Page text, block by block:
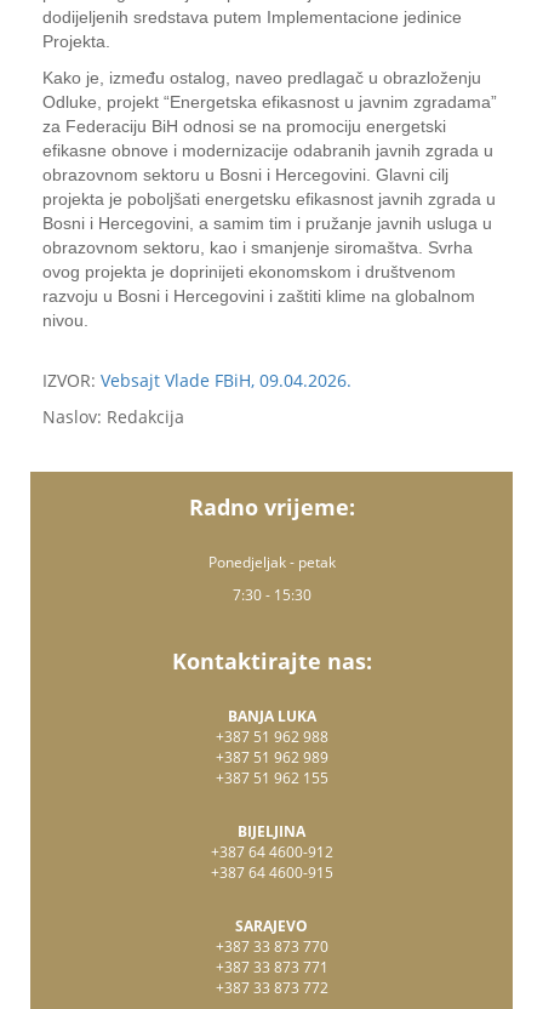
dodijeljenih sredstava putem Implementacione jedinice
Projekta.
Kako je, između ostalog, naveo predlagač u obrazloženju
Odluke, projekt “Energetska efikasnost u javnim zgradama”
za Federaciju BiH odnosi se na promociju energetski
efikasne obnove i modernizacije odabranih javnih zgrada u
obrazovnom sektoru u Bosni i Hercegovini. Glavni cilj
projekta je poboljšati energetsku efikasnost javnih zgrada u
Bosni i Hercegovini, a samim tim i pružanje javnih usluga u
obrazovnom sektoru, kao i smanjenje siromaštva. Svrha
ovog projekta je doprinijeti ekonomskom i društvenom
razvoju u Bosni i Hercegovini i zaštiti klime na globalnom
nivou.
IZVOR: Vebsajt Vlade FBiH, 09.04.2026.
Naslov: Redakcija
Radno vrijeme:
Ponedjeljak - petak
7:30 - 15:30
Kontaktirajte nas:
BANJA LUKA
+387 51 962 988
+387 51 962 989
+387 51 962 155
BIJELJINA
+387 64 4600-912
+387 64 4600-915
SARAJEVO
+387 33 873 770
+387 33 873 771
+387 33 873 772